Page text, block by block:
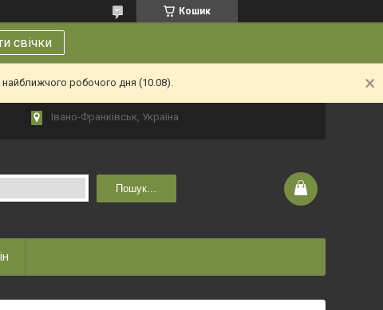
Кошик
свічки
найближчого робочого дня (10.08).
Івано-Франківськ, Україна
Пошук...